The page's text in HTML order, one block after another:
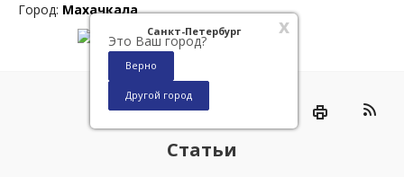
x
Санкт-Петербург
Это Ваш город?
Верно
Другой город
Город: Махачкала
0
Статьи